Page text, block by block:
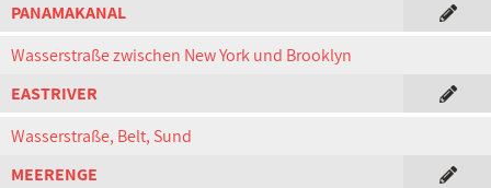
PANAMAKANAL
Wasserstraße zwischen New York und Brooklyn
EASTRIVER
Wasserstraße, Belt, Sund
MEERENGE